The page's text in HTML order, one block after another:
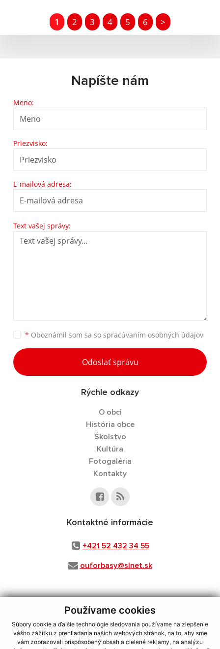
Používame cookies
Súbory cookie a ďalšie technológie sledovania používame na zlepšenie
vášho zážitku z prehliadania našich webových stránok, na to, aby sme
vám zobrazovali prispôsobený obsah a cielené reklamy, na analýzu
1 2 3 4 5 6 >
Napíšte nám
Meno:
Priezvisko:
E-mailová adresa:
Text vašej správy:
* Oboznámil som sa so spracúvaním osobných údajov
Odoslať správu
Rýchle odkazy
O obci
História obce
Školstvo
Kultúra
Fotogaléria
Kontakty
Kontaktné informácie
+421 52 432 34 55
ouforbasy@slnet.sk
využite možnosť získavania aktuálnych informácií s využitím RSS
CMS systém (redakčný) systém ECHELON 2,
Mapa stránok web portál
webhosting, webex.digital, s.r.o.,domény,registrácia domény,
spoločnosť webex.digital, s.r.o.,technický prevádzkovateľ